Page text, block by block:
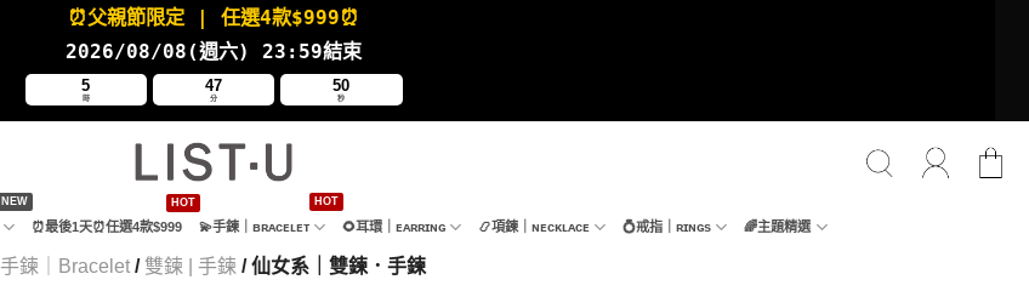
⏰父親節限定 | 任選4款$999⏰
2026/08/08(週六) 23:59結束
5
時
47
分
49
秒
⏰最後1天⏰任選4款$999 💫手鍊｜ʙʀᴀᴄᴇʟᴇᴛ 🌻耳環｜ᴇᴀʀʀɪɴɢ 📿項鍊｜ɴᴇᴄᴋʟᴀᴄᴇ 💍戒指｜ʀɪɴɢs 🌈主題精選
手鍊｜Bracelet /雙鍊 | 手鍊 / 仙女系｜雙鍊．手鍊